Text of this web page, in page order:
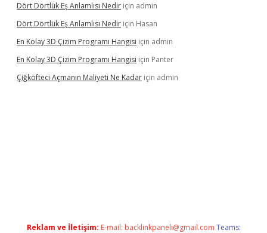
Dört Dörtlük Eş Anlamlısı Nedir için admin
Dört Dörtlük Eş Anlamlısı Nedir için Hasan
En Kolay 3D Çizim Programı Hangisi için admin
En Kolay 3D Çizim Programı Hangisi için Panter
Çiğköfteci Açmanın Maliyeti Ne Kadar için admin
Reklam ve İletişim: E-mail: backlinkpaneli@gmail.com Teams: